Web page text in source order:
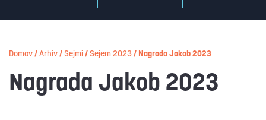
Domov / Arhiv / Sejmi / Sejem 2023 / Nagrada Jakob 2023
Nagrada Jakob 2023